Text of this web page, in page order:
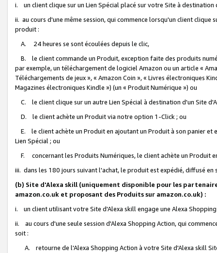
i. un client clique sur un Lien Spécial placé sur votre Site à destination
ii. au cours d'une même session, qui commence lorsqu'un client
produit :
A. 24 heures se sont écoulées depuis le clic,
B. le client commande un Produit, exception faite des produits
par exemple, un téléchargement de logiciel Amazon ou un article «
Téléchargements de jeux », « Amazon Coin », « Livres électroniques
Magazines électroniques Kindle ») (un « Produit Numérique ») ou
C. le client clique sur un autre Lien Spécial à destination d'un Site
D. le client achète un Produit via notre option 1-Click ; ou
E. le client achète un Produit en ajoutant un Produit à son panier et
Lien Spécial ; ou
F. concernant les Produits Numériques, le client achète un Produit
iii. dans les 180 jours suivant l'achat, le produit est expédié, diffusé
(b) Site d'Alexa skill (uniquement disponible pour les
amazon.co.uk et proposant des Produits sur amazon.co.uk) :
i. un client utilisant votre Site d'Alexa skill engage une Alexa
ii. au cours d'une seule session d'Alexa Shopping Action, qui
soit :
A. retourne de l'Alexa Shopping Action à votre Site d'Alexa skill